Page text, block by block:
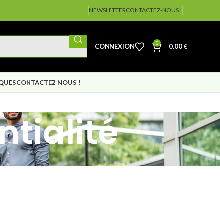
NEWSLETTERCONTACTEZ-NOUS !
CONNEXION 0 0,00€
CONTACTEZ NOUS !